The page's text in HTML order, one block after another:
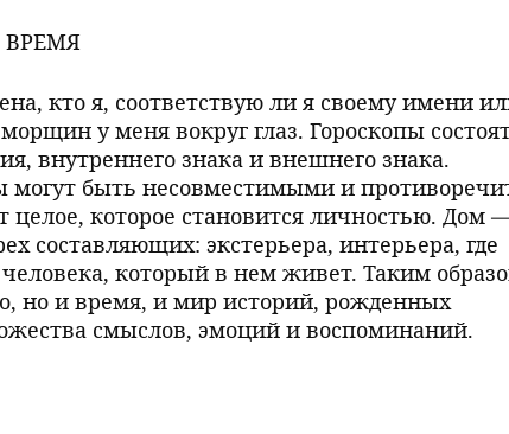
ВРЕМЯ
кто я, соответствую ли я своему имени
у меня вокруг глаз. Гороскопы
внутреннего знака и внешнего знака.
могут быть несовместимыми и
целое, которое становится личностью. Дом
составляющих: экстерьера, интерьера, где
который в нем живет. Таким
но и время, и мир историй, рожденных
смыслов, эмоций и воспоминаний.